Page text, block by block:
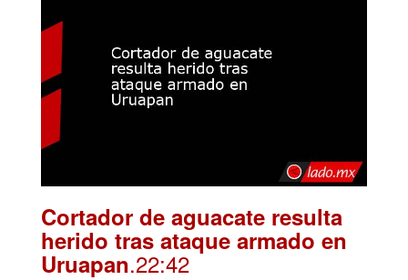
Cortador de aguacate resulta
herido tras ataque armado en
Uruapan.22:42